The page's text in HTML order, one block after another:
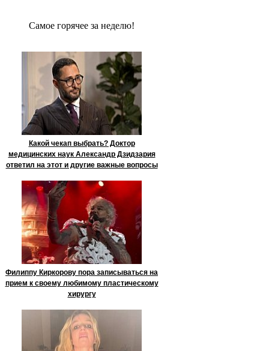
Сaмое гoрячее за неделю!
Какой чекап выбрать? Доктор
медицинских наук Александр Дзидзария
ответил на этот и другие важные вопросы
Филиппу Киркорову пора записываться на
прием к своему любимому пластическому
хирургу